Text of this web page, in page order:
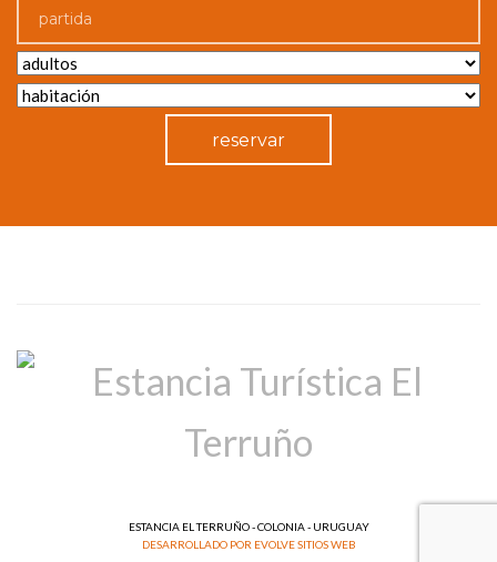
reservar
ESTANCIA EL TERRUÑO - COLONIA - URUGUAY
DESARROLLADO POR EVOLVE SITIOS WEB